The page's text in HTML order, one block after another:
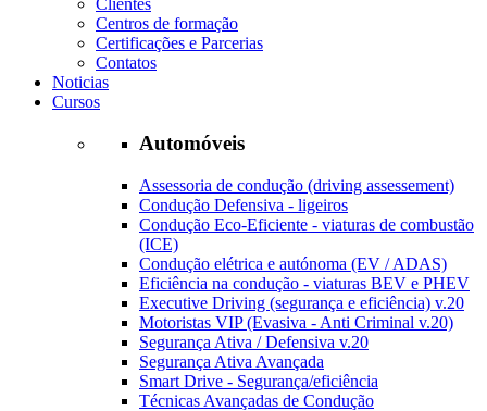
Centros de formação
Certificações e Parcerias
Contatos
Noticias
Cursos
Automóveis
Assessoria de condução (driving assessement)
Condução Defensiva - ligeiros
Condução Eco-Eficiente - viaturas de combustão
(ICE)
Condução elétrica e autónoma (EV / ADAS)
Eficiência na condução - viaturas BEV e PHEV
Executive Driving (segurança e eficiência) v.20
Motoristas VIP (Evasiva - Anti Criminal v.20)
Segurança Ativa / Defensiva v.20
Segurança Ativa Avançada
Smart Drive - Segurança/eficiência
Técnicas Avançadas de Condução